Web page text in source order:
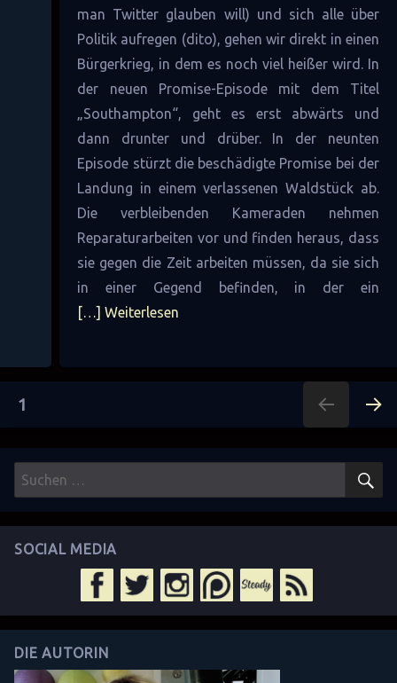
man Twitter glauben will) und sich alle über
Politik aufregen (dito), gehen wir direkt in einen
Bürgerkrieg, in dem es noch viel heißer wird. In
der neuen Promise-Episode mit dem Titel
„Southampton“, geht es erst abwärts und
dann drunter und drüber. In der neunten
Episode stürzt die beschädigte Promise bei der
Landung in einem verlassenen Waldstück ab.
Die verbleibenden Kameraden nehmen
Reparaturarbeiten vor und finden heraus, dass
sie gegen die Zeit arbeiten müssen, da sie sich
in einer Gegend befinden, in der ein
[…] Weiterlesen
Seitennummerierung
der
Beiträge
SEITE
1
HSTE
SEITE
Suchen
nach:
SOCIAL MEDIA
DIE AUTORIN